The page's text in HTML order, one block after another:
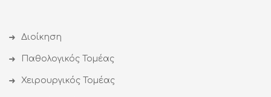
Διοίκηση
Παθολογικός Τομέας
Χειρουργικός Τομέας